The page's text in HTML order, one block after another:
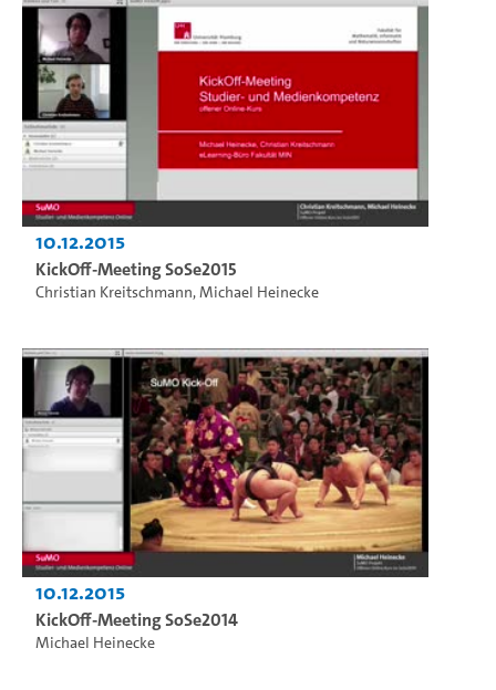
10.12.2015
KickOff-Meeting SoSe2015
Christian Kreitschmann,Michael Heinecke
10.12.2015
KickOff-Meeting SoSe2014
Michael Heinecke